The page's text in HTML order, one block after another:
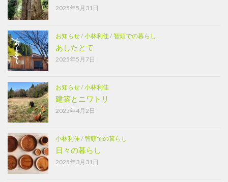
2025年5月31日
お知らせ/小林利佳/智頭での暮らし
あしたとて
2025年5月7日
お知らせ/小林利佳
建築とニワトリ
2025年4月2日
小林利佳/智頭での暮らし
日々の暮らし
2025年3月31日